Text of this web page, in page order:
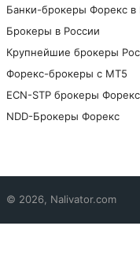
Банки-брокеры Форекс в
Брокеры в России
Крупнейшие брокеры
Форекс-брокеры с MT5
ECN-STP брокеры Форекс
NDD-Брокеры Форекс
© 2026, Nalivator.com